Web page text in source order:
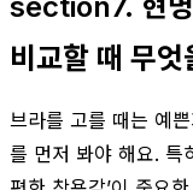
비교할 때 무
브라를 고를 때는 예
를 먼저 봐야 해요. 특